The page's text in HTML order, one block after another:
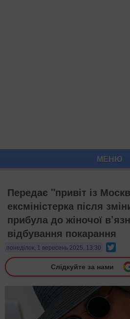
МЕНЮ
Передає "привіт із
ексміністерка після
прибула до жіночої
відбування покарання
понеділок, 1 вересень 2025, 13:30
Слідкуйте за нами